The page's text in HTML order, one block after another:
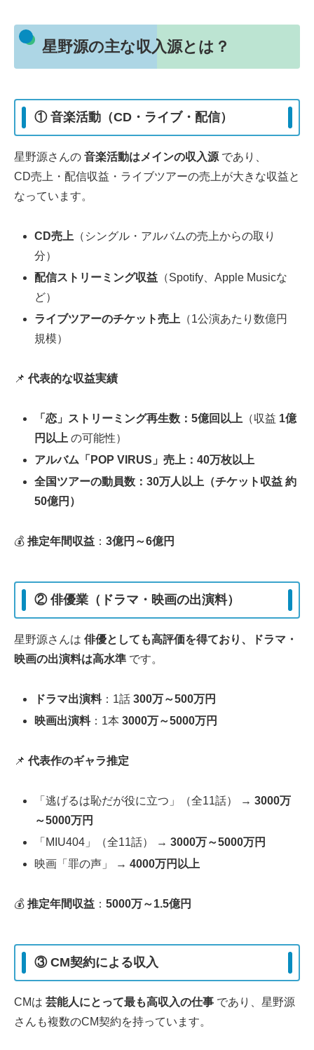
星野源の主な収入源とは？
① 音楽活動（CD・ライブ・配信）
星野源さんの 音楽活動はメインの収入源 であり、
CD売上・配信収益・ライブツアーの売上が大きな収益と
なっています。
CD売上 （シングル・アルバムの売上からの取り
分）
配信ストリーミング収益 （Spotify、Apple Musicな
ど）
ライブツアーのチケット売上 （1公演あたり数億円
規模）
📌 代表的な収益実績
「恋」ストリーミング再生数：5億回以上 （収益 1億
円以上 の可能性）
アルバム「POP VIRUS」売上：40万枚以上
全国ツアーの動員数：30万人以上（チケット収益 約
50億円）
💰 推定年間収益 ： 3億円～6億円
② 俳優業（ドラマ・映画の出演料）
星野源さんは 俳優としても高評価を得ており、ドラマ・
映画の出演料は高水準 です。
ドラマ出演料：1話300万～500万円
映画出演料：1本3000万～5000万円
📌 代表作のギャラ推定
「逃げるは恥だが役に立つ」（全11話） →3000万
～5000万円
「MIU404」（全11話） →3000万～5000万円
映画「罪の声」 →4000万円以上
💰 推定年間収益 ： 5000万～1.5億円
③ CM契約による収入
CMは 芸能人にとって最も高収入の仕事 であり、星野源
さんも複数のCM契約を持っています。